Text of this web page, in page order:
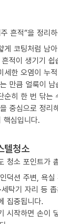
흔적”을 정리
게 코팅처럼 남
적이 생기기 쉽
세한 오염이 누
만큼 얼룩이 남
순히 한 번 닦는
중심으로 정리
핵심입니다.
텔청소
청소 포인트가
덕션 주변, 욕
탁기 자리 등
집중됩니다.
시작하면 손이